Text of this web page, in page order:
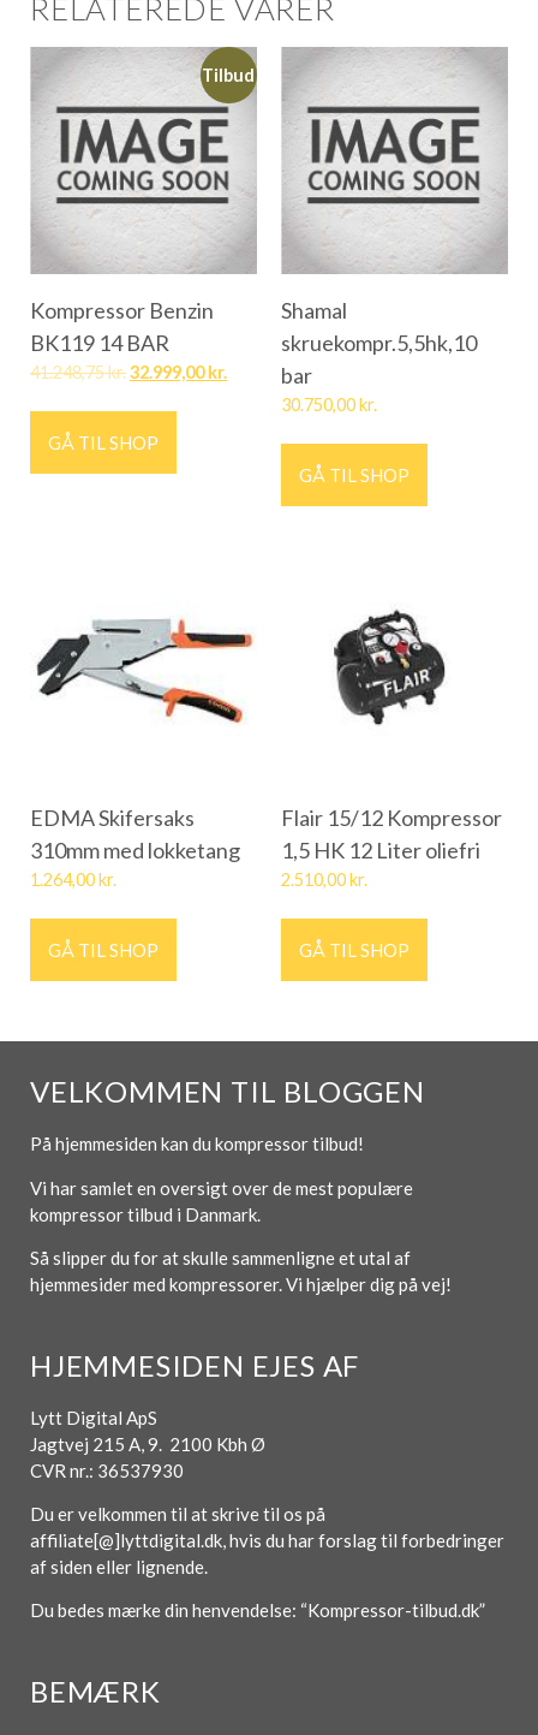
RELATEREDE VARER
Tilbud
Kompressor Benzin
BK119 14 BAR
41.248,75kr.32.999,00kr.
GÅ TIL SHOP
Shamal
skruekompr.5,5hk,10
bar
30.750,00kr.
GÅ TIL SHOP
EDMA Skifersaks
310mm med lokketang
1.264,00kr.
GÅ TIL SHOP
Flair 15/12 Kompressor
1,5 HK 12 Liter oliefri
2.510,00kr.
GÅ TIL SHOP
VELKOMMEN TIL BLOGGEN
På hjemmesiden kan du kompressor tilbud!
Vi har samlet en oversigt over de mest populære
kompressor tilbud i Danmark.
Så slipper du for at skulle sammenligne et utal af
hjemmesider med kompressorer. Vi hjælper dig på vej!
HJEMMESIDEN EJES AF
Lytt Digital ApS
Jagtvej 215 A, 9. 2100 Kbh Ø
CVR nr.: 36537930
Du er velkommen til at skrive til os på
affiliate[@]lyttdigital.dk, hvis du har forslag til forbedringer
af siden eller lignende.
Du bedes mærke din henvendelse: “Kompressor-tilbud.dk”
BEMÆRK